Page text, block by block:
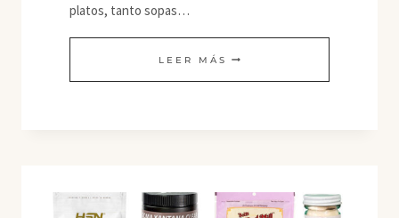
platos, tanto sopas…
LEER MÁS HARINA
DE